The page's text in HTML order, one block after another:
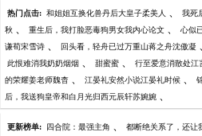
热门点击: 和姐姐互换化兽丹后大皇子柔美人 、 我死
秋 、 重生后，我打脸恶毒狗男女我内心论文 、 心似
谦荀宋雪诗 、 回头看，轻舟已过万重山蒋之舟沈傲凝
此恨难消我奶奶烟烟 、 甜蜜蜜 、 行至爱意消散处江
的荣耀姜老师魏杳 、 江晏礼安然小说江晏礼时候 、
后，我送狗皇帝和白月光归西元辰轩苏婉婉 、
更新榜单: 四合院：最强主角 、 都断绝关系了，还让